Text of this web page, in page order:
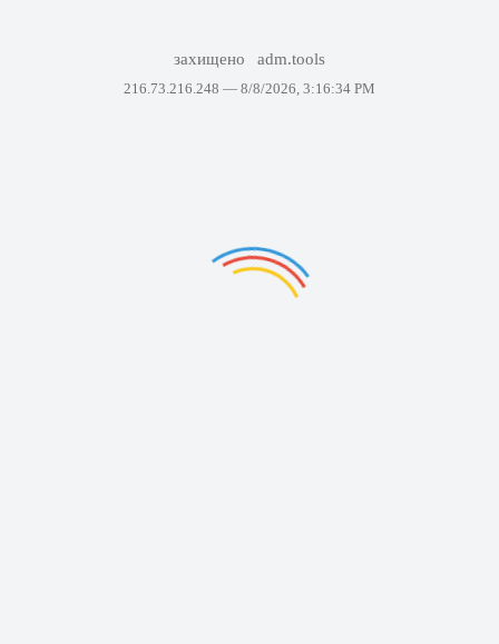
захищено adm.tools
216.73.216.248 — 8/8/2026, 3:16:34 PM